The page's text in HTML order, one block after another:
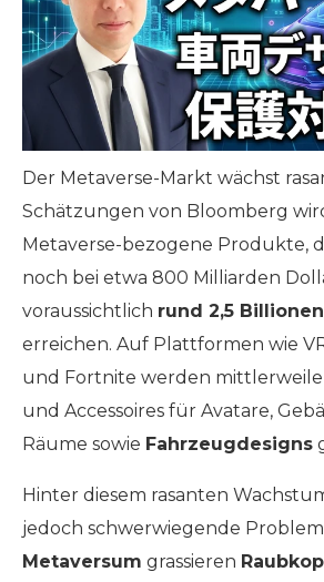
Der Metaverse-Markt wächst
Schätzungen von Bloomberg
Metaverse-bezogene Produkte,
noch bei etwa 800 Milliarden
voraussichtlich rund 2,5
erreichen. Auf Plattformen wie
und Fortnite werden
und Accessoires für Avatare,
Räume sowie Fahrzeugdesigns
Hinter diesem rasanten
jedoch schwerwiegende
Metaversum grassieren